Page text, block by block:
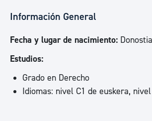
Información General
Fecha y lugar de nacimiento:
Estudios:
Grado en Derecho
Idiomas: nivel C1 de euskera,